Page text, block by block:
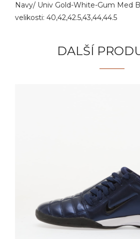
Navy/ Univ Gold-White-Gum Med
velikosti: 40,42,42.5,43,44,44.5
DALŠÍ